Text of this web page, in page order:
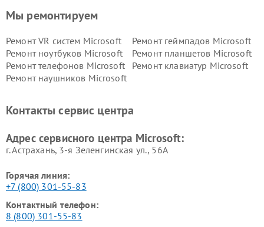
Мы ремонтируем
Ремонт VR систем Microsoft
Ремонт геймпадов Microsoft
Ремонт ноутбуков Microsoft
Ремонт планшетов Microsoft
Ремонт телефонов Microsoft
Ремонт клавиатур Microsoft
Ремонт наушников Microsoft
Контакты сервис центра
Адрес сервисного центра Microsoft:
г. Астрахань, 3-я Зеленгинская ул., 56А
Горячая линия:
+7 (800) 301-55-83
Контактный телефон:
8 (800) 301-55-83